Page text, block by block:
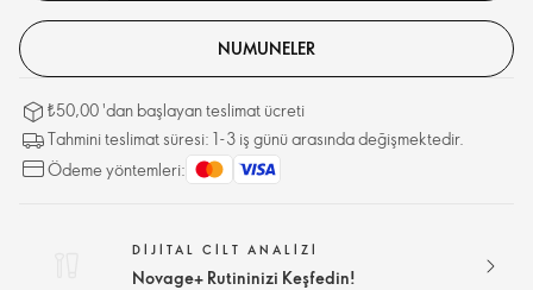
NUMUNELER
₺50,00 'dan başlayan teslimat ücreti
Tahmini teslimat süresi: 1-3 iş günü arasında değişmektedir.
Ödeme yöntemleri:
DIJITAL CILT ANALIZI
Novage+ Rutininizi Keşfedin!